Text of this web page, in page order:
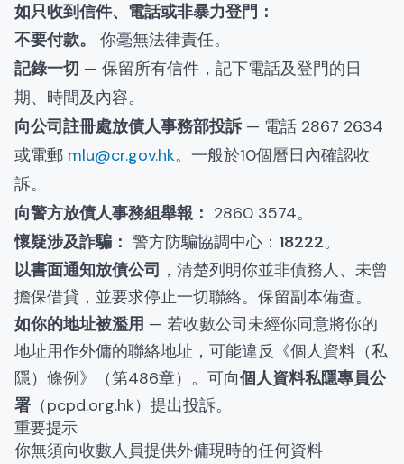
如只收到信件、電話或非暴力登門：
不要付款。
你毫無法律責任。
記錄一切 — 保留所有信件，記下電話及登門的日
期、時間及內容。
向公司註冊處放債人事務部投訴— 電話 2867 2634
或電郵 mlu@cr.gov.hk。一般於10個曆日內確認收
訴。
向警方放債人事務組舉報： 2860 3574。
懷疑涉及詐騙： 警方防騙協調中心： 18222。
以書面通知放債公司 ，清楚列明你並非債務人、未曾
擔保借貸，並要求停止一切聯絡。保留副本備查。
如你的地址被濫用 — 若收數公司未經你同意將你的
地址用作外傭的聯絡地址，可能違反《個人資料（私
隱）條例》（第486章）。可向個人資料私隱專員公
署 （pcpd.org.hk）提出投訴。
重要提示
你無須向收數人員提供外傭現時的任何資料